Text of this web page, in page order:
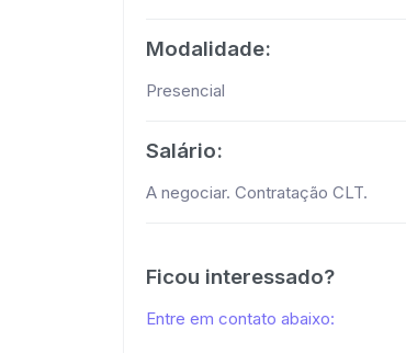
Modalidade:
Presencial
Salário:
A negociar. Contratação CLT.
Ficou interessado?
Entre em contato abaixo: